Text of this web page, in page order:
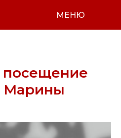
МЕНЮ
посещение
Марины